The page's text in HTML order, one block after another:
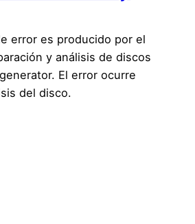
error es producido por el
y análisis de discos
El error ocurre
del disco.